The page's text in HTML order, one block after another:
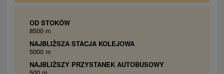
OD STOKÓW
8500 m
NAJBLIŻSZA STACJA KOLEJOWA
5000 m
NAJBLIŻSZY PRZYSTANEK AUTOBUSOWY